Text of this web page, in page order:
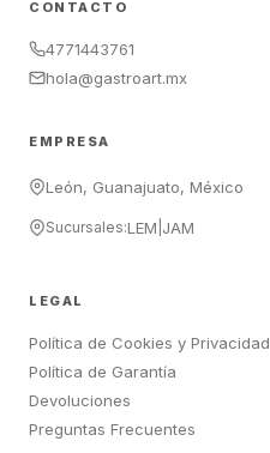
CONTACTO
4771443761
hola@gastroart.mx
EMPRESA
León, Guanajuato, México
Sucursales:LEM JAM
LEGAL
Política de Cookies y Privacidad
Política de Garantía
Devoluciones
Preguntas Frecuentes